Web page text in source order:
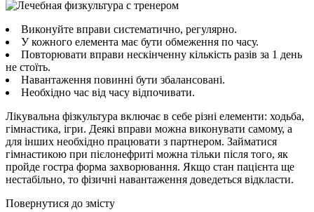
Виконуйте вправи систематично, регулярно.
У кожного елемента має бути обмеження по часу.
Повторювати вправи нескінченну кількість разів за 1 день
не стоїть.
Навантаження повинні бути збалансовані.
Необхідно час від часу відпочивати.
Лікувальна фізкультура включає в себе різні елементи: ходьба,
гімнастика, ігри. Деякі вправи можна виконувати самому, а
для інших необхідно працювати з партнером. Займатися
гімнастикою при пієлонефриті можна тільки після того, як
пройде гостра форма захворювання. Якщо стан пацієнта ще
нестабільно, то фізичні навантаження доведеться відкласти.
Повернутися до змісту